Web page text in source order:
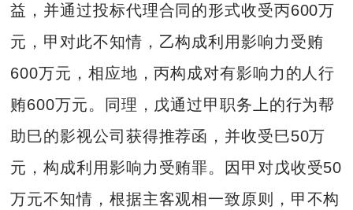
益，并通过投标代理合同的形式收受丙600万
元，甲对此不知情，乙构成利用影响力受贿
600万元，相应地，丙构成对有影响力的人行
贿600万元。同理，戊通过甲职务上的行为帮
助巳的影视公司获得推荐函，并收受巳50万
元，构成利用影响力受贿罪。因甲对戊收受50
万元不知情，根据主客观相一致原则，甲不构